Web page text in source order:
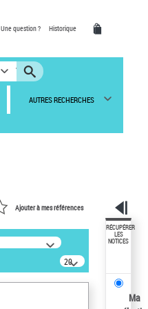
Une question ? Historique
AUTRES RECHERCHES
Ajouter à mes références
20
résultats/page
RÉCUPÉRER
LES
NOTICES
Ma